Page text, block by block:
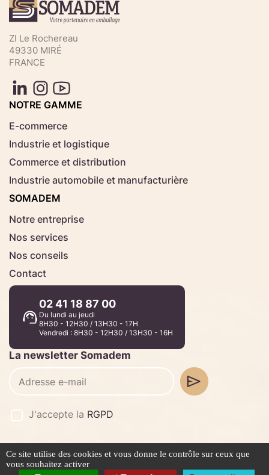
commande rapide
Aucun fichier
Télécharger
ZI Le Rochereau
49330 MIRÉ
FRANCE
NOTRE GAMME
E-commerce
Industrie et logistique
Commerce et distribution
Industrie automobile et manufacturière
SOMADEM
Notre entreprise
Nos services
Nos conseils
Contact
02 41 18 87 00
Du lundi au jeudi
8H30 - 12H30 / 13H30 - 17H
Vendredi : 8H30 - 12H30 / 13H30 - 16H
La newsletter Somadem
J'accepte la RGPD
©2026 -Stafe.fr
Mentions légales
Politique de confidentialité
Ce site utilise des cookies et vous donne le contrôle sur ceux que
vous souhaitez activer